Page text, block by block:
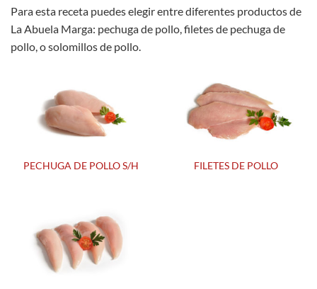
Para esta receta puedes elegir entre diferentes productos de
La Abuela Marga: pechuga de pollo, filetes de pechuga de
pollo, o solomillos de pollo.
PECHUGA DE POLLO S/H FILETES DE POLLO